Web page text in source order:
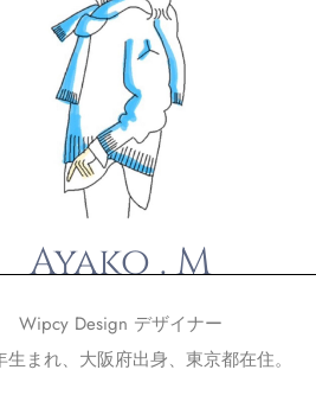
Ayako . M
Wipcy Design デザイナー
生まれ、大阪府出身、東京都在住。